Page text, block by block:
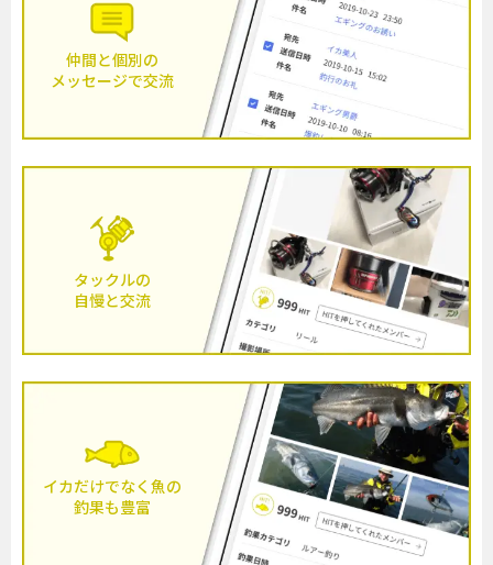
仲間と個別の
メッセージで交流
タックルの
自慢と交流
イカだけでなく魚の
釣果も豊富